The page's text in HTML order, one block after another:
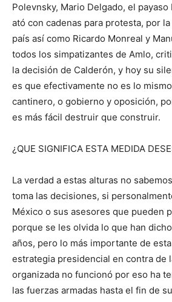
Polevnsky, Mario Delgado, el
ató con cadenas para protesta, por
país así como Ricardo Monreal y
todos los simpatizantes de Amlo,
la decisión de Calderón, y hoy su
es que efectivamente no es lo
cantinero, o gobierno y oposición,
es más fácil destruir que construir.
¿QUE SIGNIFICA ESTA MEDIDA
La verdad a estas alturas no
toma las decisiones, si
México o sus asesores que pueden
porque se les olvida lo que han
años, pero lo más importante de
estrategia presidencial en contra de
organizada no funcionó por eso ha
las fuerzas armadas hasta el fin de